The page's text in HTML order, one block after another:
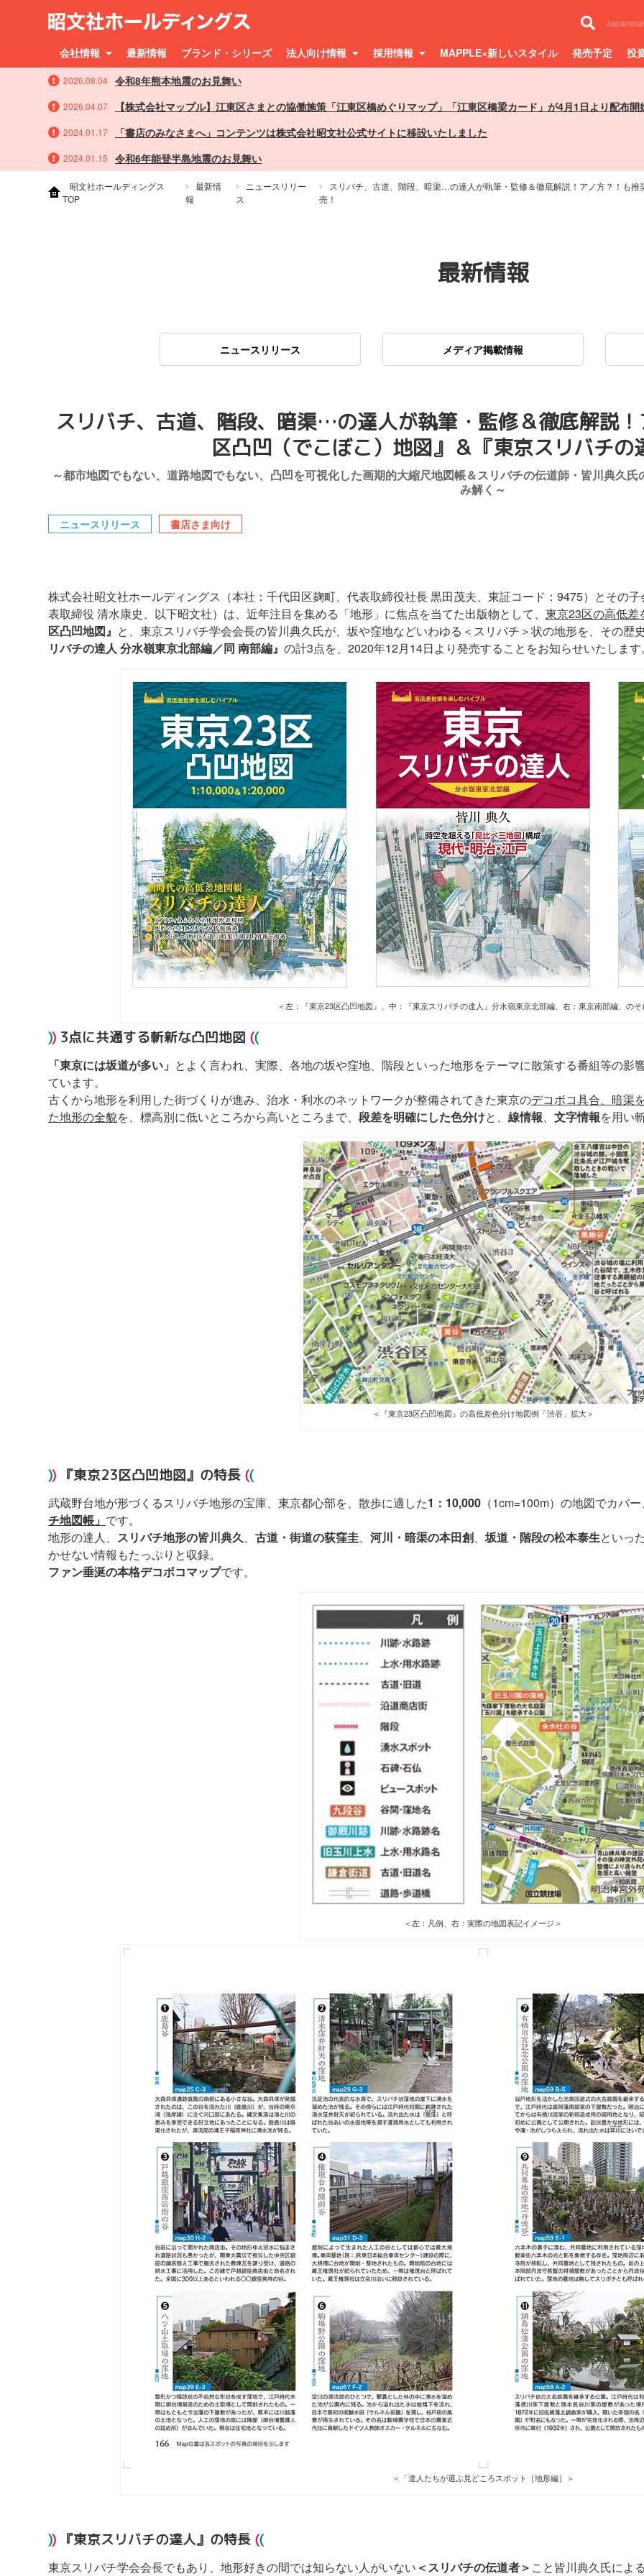
Japanese
会社情報 最新情報 ブランド・シリーズ 法人向け情報 採用情報 MAPPLE×新しいスタイル 発売予定 投
2026.08.04 令和8年熊本地震のお見舞い
2026.04.07 【株式会社マップル】江東区さまとの協働施策「江東区橋めぐりマップ」「江東区橋梁カード」が4月1日より配布開
2024.01.17 「書店のみなさまへ」コンテンツは株式会社昭文社公式サイトに移設いたしました
2024.01.15 令和6年能登半島地震のお見舞い
昭文社ホールディングス
TOP
最新情
報
ニュースリリー
ス
スリバチ、古道、階段、暗渠…の達人が執筆・監修＆徹底解説！アノ方？！も
売！
最新情報
ニュースリリース メディア掲載情報
スリバチ、古道、階段、暗渠…の達人が執筆・監修＆徹底解説
区凸凹（でこぼこ）地図』＆『東京スリバチの
～都市地図でもない、道路地図でもない、凸凹を可視化した画期的大縮尺地図帳＆スリバチの伝道師・皆川典久
み解く～
ニュースリリース 書店さま向け
株式会社昭文社ホールディングス（本社：千代田区麹町、代表取締役社長 黒田茂夫、東証コード：9475）とその
表取締役 清水康史、以下昭文社）は、近年注目を集める「地形」に焦点を当てた出版物として、 東京23区の高低差
区凸凹地図』 と、東京スリバチ学会会長の皆川典久氏が、坂や窪地などいわゆる＜スリバチ＞状の地形を、その歴
リバチの達人 分水嶺東京北部編／同 南部編』 の計3点を、2020年12月14日より発売することをお知らせいたします
＜左：『東京23区凸凹地図』、中：『東京スリバチの達人』分水嶺東京北部編、右：東京南部編、の
)) 3点に共通する斬新な凸凹地図 ((
「東京には坂道が多い」 とよく言われ、実際、各地の坂や窪地、階段といった地形をテーマに散策する番組等の
ています。
古くから地形を利用した街づくりが進み、治水・利水のネットワークが整備されてきた東京のデコボコ具合、暗渠
た地形の全貌を、標高別に低いところから高いところまで、 段差を明確にした色分けと、 線情報、 文字情報を用い
＜『東京23区凸凹地図』の高低差色分け地図例「渋谷」拡大＞
)) 『東京23区凸凹地図』の特長 ((
武蔵野台地が形づくるスリバチ地形の宝庫、東京都心部を、散歩に適した1：10,000 （1cm=100m）の地図でカバ
チ地図帳」 です。
地形の達人、 スリバチ地形の皆川典久、 古道・街道の荻窪圭、 河川・暗渠の本田創、 坂道・階段の松本泰生といっ
かせない情報もたっぷりと収録。
ファン垂涎の本格デコボコマップです。
＜左：凡例、右：実際の地図表記イメージ＞
＜「達人たちが選ぶ見どころスポット［地形編］＞
)) 『東京スリバチの達人』の特長 ((
東京スリバチ学会会長でもあり、地形好きの間では知らない人がいない ＜スリバチの伝道者＞ こと皆川典久氏によ